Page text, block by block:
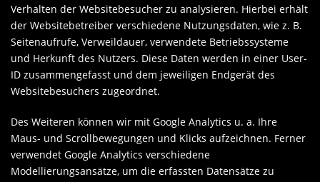
Verhalten der Websitebesucher zu analysieren. Hierbei erhält
der Websitebetreiber verschiedene Nutzungsdaten, wie z. B.
Seitenaufrufe, Verweildauer, verwendete Betriebssysteme
und Herkunft des Nutzers. Diese Daten werden in einer User-
ID zusammengefasst und dem jeweiligen Endgerät des
Websitebesuchers zugeordnet.
Des Weiteren können wir mit Google Analytics u. a. Ihre
Maus- und Scrollbewegungen und Klicks aufzeichnen. Ferner
verwendet Google Analytics verschiedene
Modellierungsansätze, um die erfassten Datensätze zu